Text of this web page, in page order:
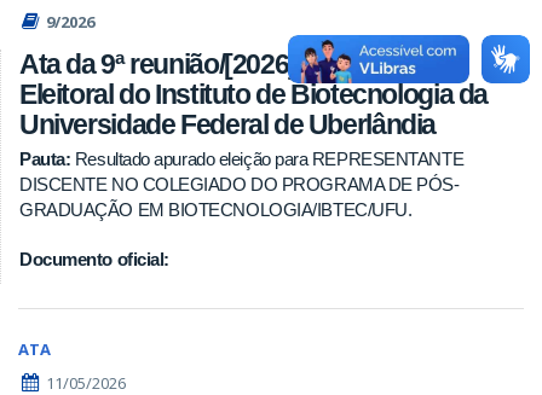
9/2026
Ata da 9ª reunião/[2026] da Comissão
Eleitoral do Instituto de Biotecnologia da
Universidade Federal de Uberlândia
Pauta: Resultado apurado eleição para REPRESENTANTE
DISCENTE NO COLEGIADO DO PROGRAMA DE PÓS-
GRADUAÇÃO EM BIOTECNOLOGIA/IBTEC/UFU.
Documento oficial:
ATA
11/05/2026